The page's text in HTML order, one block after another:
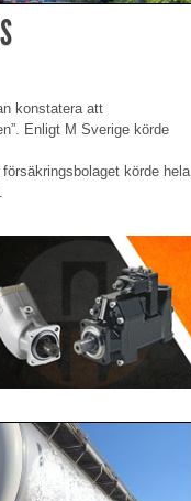
konstatera att
Enligt M Sverige körde
körde hela